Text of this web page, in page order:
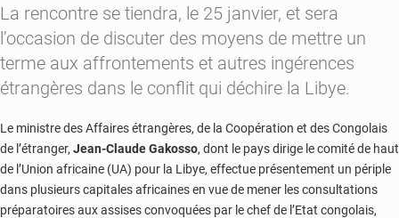
La rencontre se tiendra, le 25 janvier, et sera
l’occasion de discuter des moyens de mettre un
terme aux affrontements et autres ingérences
étrangères dans le conflit qui déchire la Libye.
Le ministre des Affaires étrangères, de la Coopération et des Congolais
de l’étranger, Jean-Claude Gakosso, dont le pays dirige le comité de haut
de l’Union africaine (UA) pour la Libye, effectue présentement un périple
dans plusieurs capitales africaines en vue de mener les consultations
préparatoires aux assises convoquées par le chef de l’Etat congolais,